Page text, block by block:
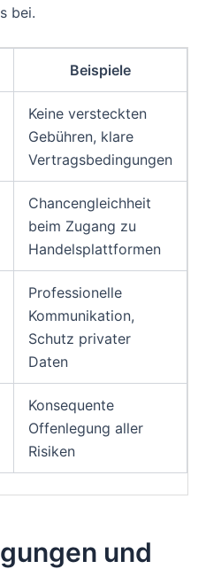
bei.
Beispiele
Keine versteckten
Gebühren, klare
Vertragsbedingungen
Chancengleichheit
beim Zugang zu
Handelsplattformen
Professionelle
Kommunikation,
Schutz privater
Daten
Konsequente
Offenlegung aller
Risiken
und